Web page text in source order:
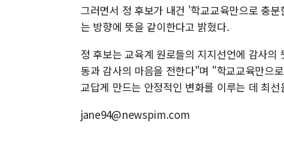
그러면서 정 후보가 내건 '학교교육만으로 충
는 방향에 뜻을 같이한다고 밝혔다.
정 후보는 교육계 원로들의 지지선언에 감사
동과 감사의 마음을 전한다"며 "학교교육만으
교답게 만드는 안정적인 변화를 이루는 데 최
jane94@newspim.com